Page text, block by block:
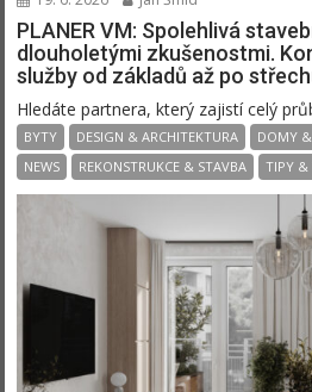
PLANER VM: Spolehlivá
dlouholetými zkušenostmi.
služby od základů až po
Hledáte partnera, který zajistí celý
BYTY DESIGN & ARCHITEKTURA DOMY &
NEWS
REKONSTRUKCE & STAVBA TIPY &